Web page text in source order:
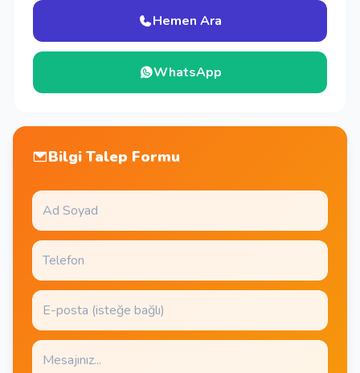
Hemen Ara
WhatsApp
Bilgi Talep Formu